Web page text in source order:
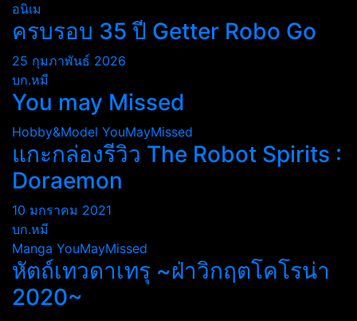
อนิเม
ครบรอบ 35 ปี Getter Robo Go
25 กุมภาพันธ์ 2026
บก.หมี
You may Missed
Hobby&Model YouMayMissed
แกะกล่องรีวิว The Robot Spirits :
Doraemon
10 มกราคม 2021
บก.หมี
Manga YouMayMissed
หัตถ์เทวดาเทรุ ~ฝ่าวิกฤตโคโรน่า
2020~